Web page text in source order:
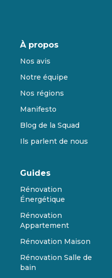
À propos
Nos avis
Notre équipe
Nos régions
Manifesto
Blog de la Squad
Ils parlent de nous
Guides
Rénovation
Énergétique
Rénovation
Appartement
Rénovation Maison
Rénovation Salle de
bain